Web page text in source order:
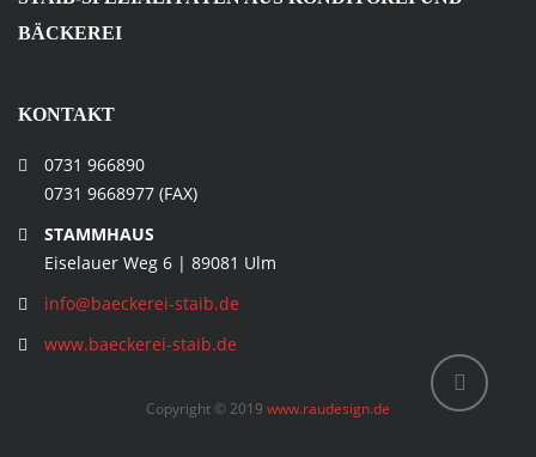
BÄCKEREI
KONTAKT
0731 966890
0731 9668977 (FAX)
STAMMHAUS
Eiselauer Weg 6 | 89081 Ulm
info@baeckerei-staib.de
www.baeckerei-staib.de
Copyright © 2019 www.raudesign.de